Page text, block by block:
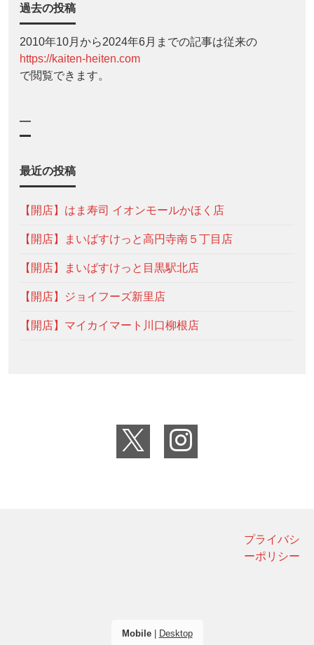
過去の投稿
2010年10月から2024年6月までの記事は従来の
https://kaiten-heiten.com
で閲覧できます。
—
最近の投稿
【開店】はま寿司 イオンモールかほく店
【開店】まいばすけっと高円寺南５丁目店
【開店】まいばすけっと目黒駅北店
【開店】ジョイフーズ新里店
【開店】マイカイマート川口柳根店
プライバシ
ーポリシー
Mobile| Desktop